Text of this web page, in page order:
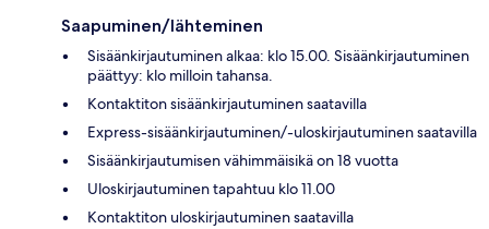
Saapuminen/lähteminen
Sisäänkirjautuminen alkaa: klo 15.00. Sisäänkirjautuminen
päättyy: klo milloin tahansa.
Kontaktiton sisäänkirjautuminen saatavilla
Express-sisäänkirjautuminen/-uloskirjautuminen saatavilla
Sisäänkirjautumisen vähimmäisikä on 18 vuotta
Uloskirjautuminen tapahtuu klo 11.00
Kontaktiton uloskirjautuminen saatavilla